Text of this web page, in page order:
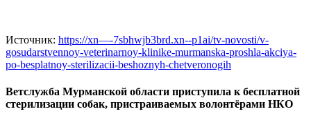
Источник: https://xn—-7sbhwjb3brd.xn--p1ai/tv-novosti/v-
gosudarstvennoy-veterinarnoy-klinike-murmanska-proshla-akciya-
po-besplatnoy-sterilizacii-beshoznyh-chetveronogih
Ветслужба Мурманской области приступила к бесплатной
стерилизации собак, пристраиваемых волонтёрами НКО